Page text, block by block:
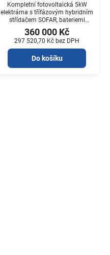
Kompletní fotovoltaická 5kW
elektrárna s třífázovým hybridním
střídačem SOFAR, bateriemi
AMASSTORE a panely RISEN.
Elektrárna je vhodná pro
dotované i nedotované instalace.
360 000 Kč
297 520,70 Kč bez DPH
Do košíku